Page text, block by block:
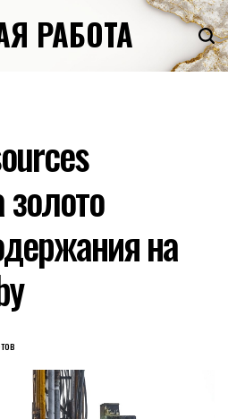
РАБОТА
на